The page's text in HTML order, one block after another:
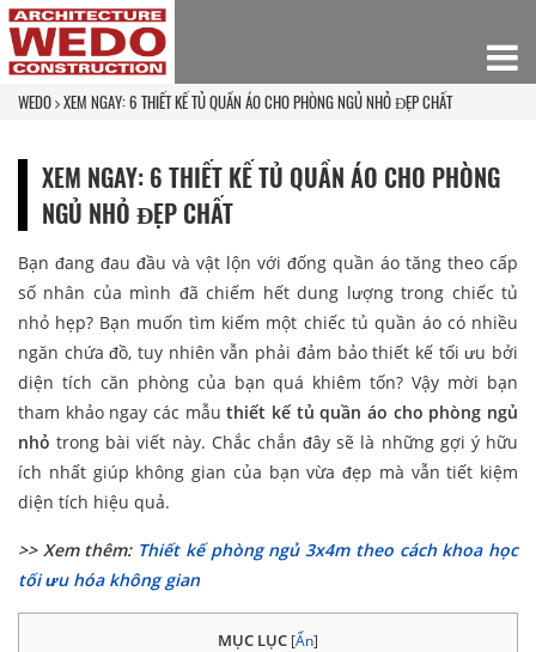
WEDO XEM NGAY: 6 THIẾT KẾ TỦ QUẦN ÁO CHO PHÒNG NGỦ NHỎ ĐẸP CHẤT
XEM NGAY: 6 THIẾT KẾ TỦ QUẦN ÁO CHO PHÒNG
NGỦ NHỎ ĐẸP CHẤT
Bạn đang đau đầu và vật lộn với đống quần áo tăng theo cấp
số nhân của mình đã chiếm hết dung lượng trong chiếc tủ
nhỏ hẹp? Bạn muốn tìm kiếm một chiếc tủ quần áo có nhiều
ngăn chứa đồ, tuy nhiên vẫn phải đảm bảo thiết kế tối ưu bởi
diện tích căn phòng của bạn quá khiêm tốn? Vậy mời bạn
tham khảo ngay các mẫuthiết kế tủ quần áo cho phòng ngủ
nhỏtrong bài viết này. Chắc chắn đây sẽ là những gợi ý hữu
ích nhất giúp không gian của bạn vừa đẹp mà vẫn tiết kiệm
diện tích hiệu quả.
>> Xem thêm: Thiết kế phòng ngủ 3x4m theo cách khoa học
tối ưu hóa không gian
MỤC LỤC [Ẩn]